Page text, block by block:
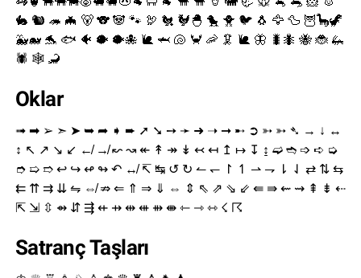
🐇 🐿 🦔 🦇 🐻 🐨 🐼 🐾 🦃 🐔 🐓🐣 🐤 🐥 🐦 🐧 🦅 🦆 🦉🦕🦖
🐳🐋 🐬 🐟 🐠 🐡 🐡🐙 🐌 🦈 🐚 🦀 🦐 🦑 🐌 🦋 🐛🐜 🐝 🐞 🦗
🕷 🕸 🦂
Oklar
➟ ➡ ➢ ➣ ➤ ➥ ➦ ➧ ➨ ➚ ➘ ➙ ➛ ➜ ➝ ➞ ➸ ➲ ➳ ➳ ➴ → ↓ ↔
↕ ↖ ↗ ↘ ↙ ↚ ↛ ↜ ↝ ↞ ↟ ↠ ↡ ↢ ↤ ↥ ↦ ↧ ↨ ➫ ➬ ➩ ➪ ➭
➮ ➯ ➱ ↩ ↪ ↫ ↬ ↶ ↮ ↸ ↹ ↺ ↻ ↼ ↽ ↾ ↿ ⇀ ⇁ ⇂ ⇃ ⇄ ⇅ ⇆
⇇ ⇈ ⇉ ⇊ ⇋ ⇎ ⇏ ⇐ ⇑ ⇒ ⇓ ⇔ ⇕ ⇖ ⇗ ⇘ ⇙ ⇚ ⇛ ⇜ ⇝ ⇞ ⇟ ⇠
⇱ ⇲ ⇳ ⇴ ⇵ ⇶ ⇷ ⇸ ⇹ ⇺ ⇻ ⇼ ⇽ ⇾ ⇿ ☇ ☈
Satranç Taşları